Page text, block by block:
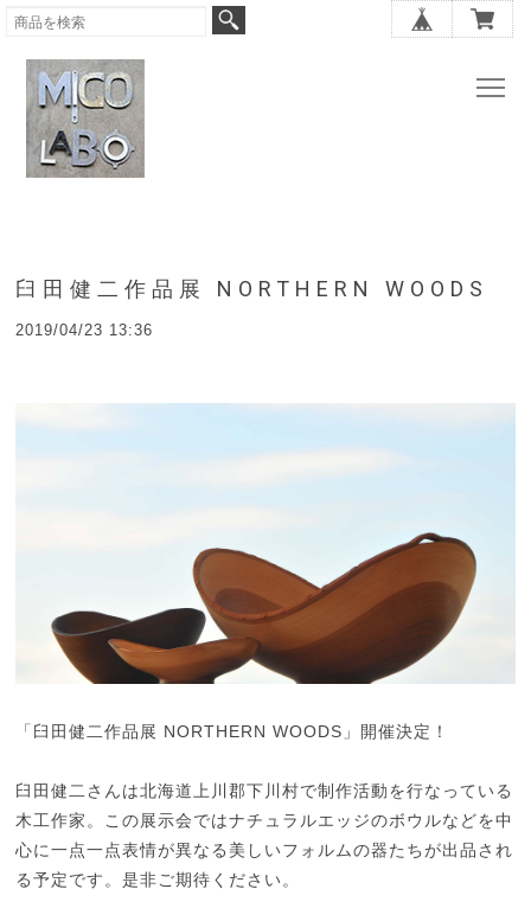
臼田健二作品展 NORTHERN WOODS
2019/04/23 13:36
「臼田健二作品展 NORTHERN WOODS」開催決定！
臼田健二さんは北海道上川郡下川村で制作活動を行なっている
木工作家。この展示会ではナチュラルエッジのボウルなどを中
心に一点一点表情が異なる美しいフォルムの器たちが出品され
る予定です。是非ご期待ください。